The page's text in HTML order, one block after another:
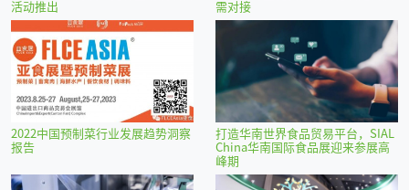
活动推出 需对接
2022中国预制菜行业发展趋势洞察
报告
打造华南世界食品贸易平台，SIAL
China华南国际食品展迎来参展高
峰期